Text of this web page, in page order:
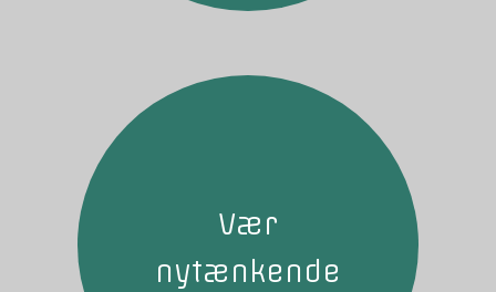
Vær
nytænkende